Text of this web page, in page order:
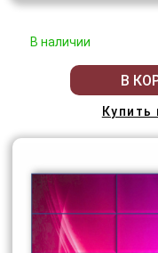
В наличии
В
Купить